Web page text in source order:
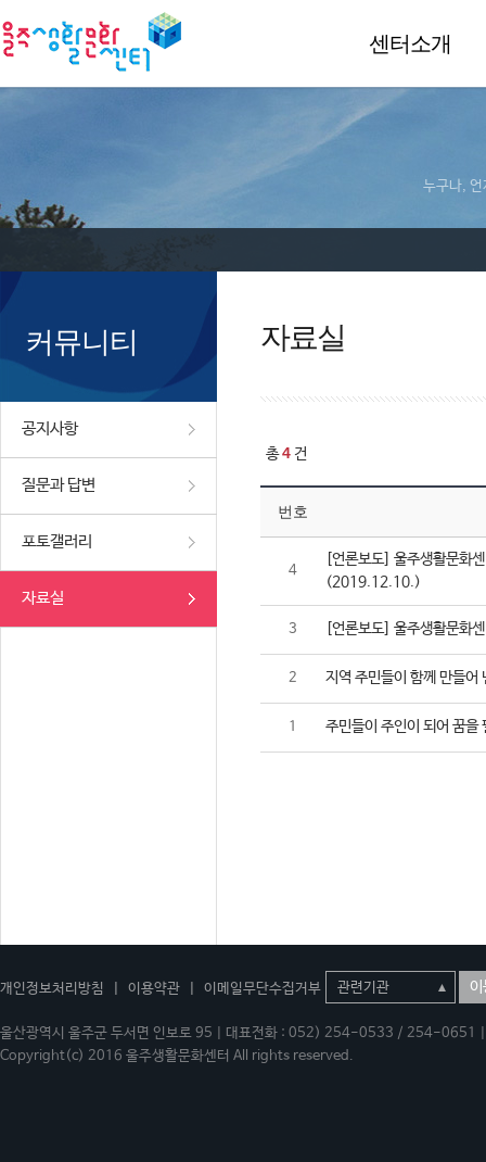
센터소개
누구나, 언
커뮤니티
공지사항
질문과 답변
포토갤러리
자료실
자료실
총4 건
번호
4
[언론보도] 울주생활문화
(2019.12.10.)
3 [언론보도] 울주생활문화
2 지역 주민들이 함께 만들
1 주민들이 주인이 되어 꿈
개인정보처리방침 이용약관 이메일무단수집거부 이
울산광역시 울주군 두서면 인보로 95 | 대표전화 : 052) 254-0533 / 254-
Copyright(c) 2016 울주생활문화센터 All rights reserved.